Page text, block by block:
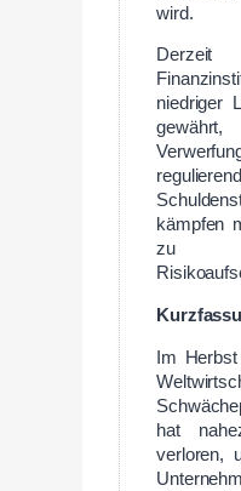
wird.
niedriger
kämpfen
zu
Im
hat
verloren,